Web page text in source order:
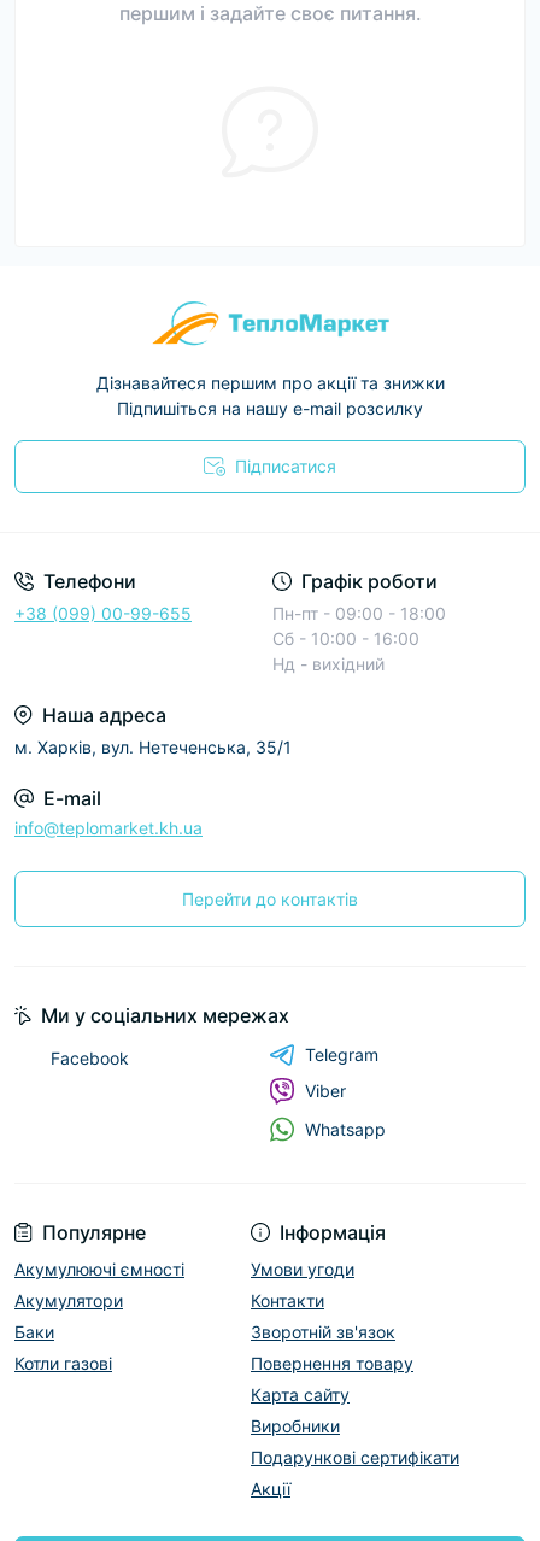
першим і задайте своє питання.
Дізнавайтеся першим про акції та знижки
Підпишіться на нашу e-mail розсилку
Підписатися
Телефони
+38 (099) 00-99-655
Графік роботи
Пн-пт - 09:00 - 18:00
Сб - 10:00 - 16:00
Нд - вихідний
Наша адреса
м. Харків, вул. Нетеченська, 35/1
E-mail
info@teplomarket.kh.ua
Перейти до контактів
Популярне
Акумулюючі ємності
Акумулятори
Баки
Котли газові
Інформація
Умови угоди
Контакти
Зворотній зв'язок
Повернення товару
Карта сайту
Виробники
Подарункові сертифікати
Акції
Ми у соціальних мережах
Facebook
Telegram
Viber
Whatsapp